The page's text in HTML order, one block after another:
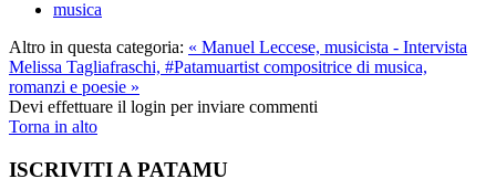
musica
Altro in questa categoria: « Manuel Leccese, musicista - Intervista
Melissa Tagliafraschi, #Patamuartist compositrice di musica,
romanzi e poesie »
Devi effettuare il login per inviare commenti
Torna in alto
ISCRIVITI A PATAMU